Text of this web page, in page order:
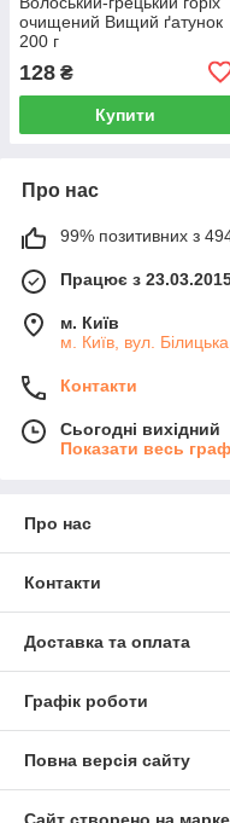
очищений Вищий ґатунок
200 г
128 ₴
Купити
Про нас
99% позитивних з 494
Працює з
м. Київ
м. Київ, вул.
Контакти
Сьогодні вихідний
Показати весь
Про нас
Контакти
Доставка та оплата
Графік роботи
Повна версія сайту
Сайт створено на